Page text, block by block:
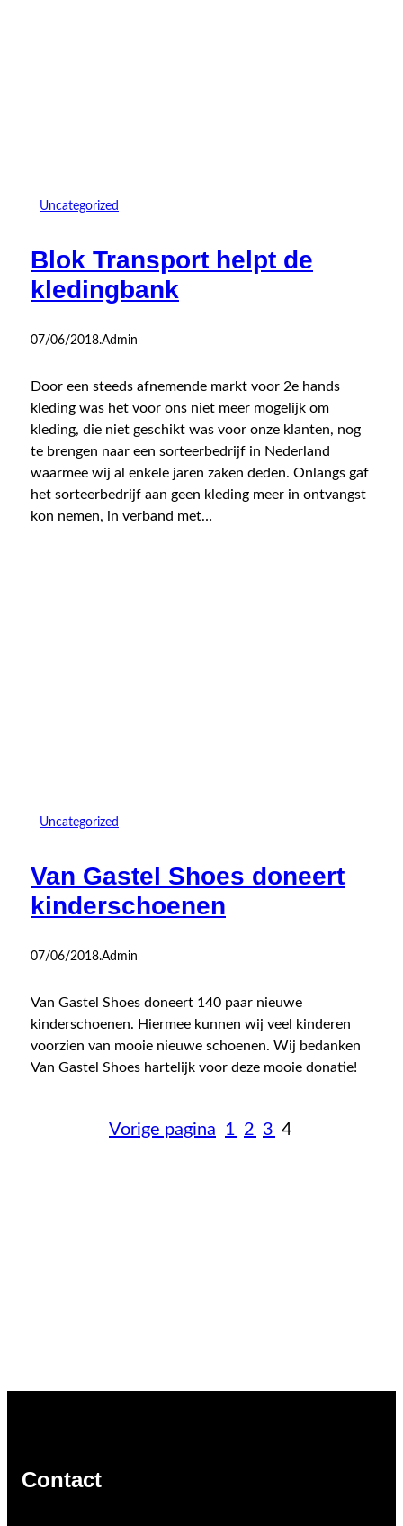
Uncategorized
Blok Transport helpt de
kledingbank
07/06/2018.Admin
Door een steeds afnemende markt voor 2e hands
kleding was het voor ons niet meer mogelijk om
kleding, die niet geschikt was voor onze klanten, nog
te brengen naar een sorteerbedrijf in Nederland
waarmee wij al enkele jaren zaken deden. Onlangs gaf
het sorteerbedrijf aan geen kleding meer in ontvangst
kon nemen, in verband met…
Uncategorized
Van Gastel Shoes doneert
kinderschoenen
07/06/2018.Admin
Van Gastel Shoes doneert 140 paar nieuwe
kinderschoenen. Hiermee kunnen wij veel kinderen
voorzien van mooie nieuwe schoenen. Wij bedanken
Van Gastel Shoes hartelijk voor deze mooie donatie!
Vorige pagina 1 2 3 4
Contact